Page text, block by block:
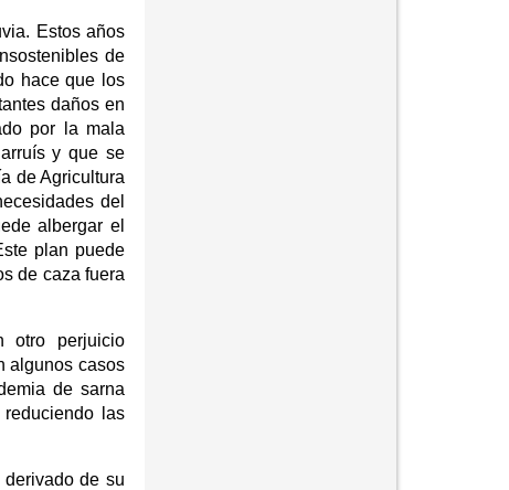
Estos años
de
hace que los
daños en
por la mala
y que se
de Agricultura
del
albergar el
plan puede
de caza fuera
otro perjuicio
algunos casos
de sarna
las
de su